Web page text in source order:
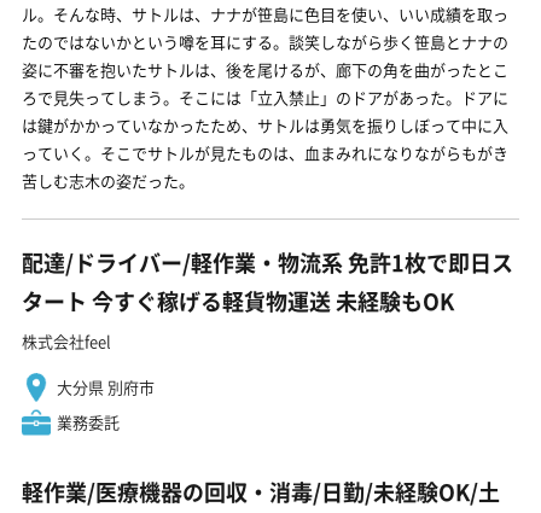
ル。そんな時、サトルは、ナナが笹島に色目を使い、いい成績を取っ
たのではないかという噂を耳にする。談笑しながら歩く笹島とナナの
姿に不審を抱いたサトルは、後を尾けるが、廊下の角を曲がったとこ
ろで見失ってしまう。そこには「立入禁止」のドアがあった。ドアに
は鍵がかかっていなかったため、サトルは勇気を振りしぼって中に入
っていく。そこでサトルが見たものは、血まみれになりながらもがき
苦しむ志木の姿だった。
配達/ドライバー/軽作業・物流系 免許1枚で即日ス
タート 今すぐ稼げる軽貨物運送 未経験もOK
株式会社feel
大分県 別府市
業務委託
軽作業/医療機器の回収・消毒/日勤/未経験OK/土